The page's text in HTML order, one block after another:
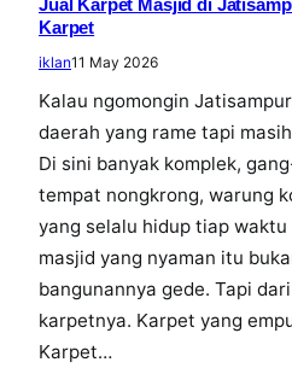
Jual Karpet Masjid di
Karpet
iklan11 May 2026
Kalau ngomongin
daerah yang rame tapi
Di sini banyak komplek,
tempat nongkrong, warung
yang selalu hidup tiap
masjid yang nyaman itu
bangunannya gede. Tapi
karpetnya. Karpet yang
Karpet…